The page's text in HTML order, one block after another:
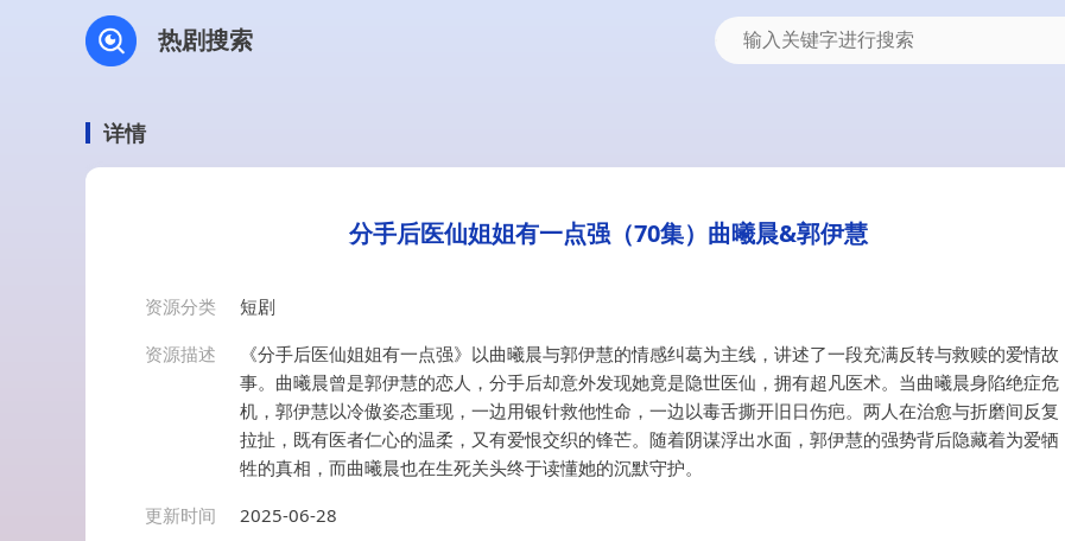
热剧搜索
详情
分手后医仙姐姐有一点强（70集）曲曦晨&郭伊慧
资源分类
短剧
资源描述
《分手后医仙姐姐有一点强》以曲曦晨与郭伊慧的情感纠葛为主线，讲述了一段充满反转与救赎的爱情故
事。曲曦晨曾是郭伊慧的恋人，分手后却意外发现她竟是隐世医仙，拥有超凡医术。当曲曦晨身陷绝症危
机，郭伊慧以冷傲姿态重现，一边用银针救他性命，一边以毒舌撕开旧日伤疤。两人在治愈与折磨间反复
拉扯，既有医者仁心的温柔，又有爱恨交织的锋芒。随着阴谋浮出水面，郭伊慧的强势背后隐藏着为爱牺
牲的真相，而曲曦晨也在生死关头终于读懂她的沉默守护。
更新时间
2025-06-28